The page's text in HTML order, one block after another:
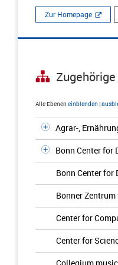
Zur Homepage
Alle Ebenen einblenden |
Agrar-,
Bonn Center for
Bonn Center
Bonner
Center for
Center for